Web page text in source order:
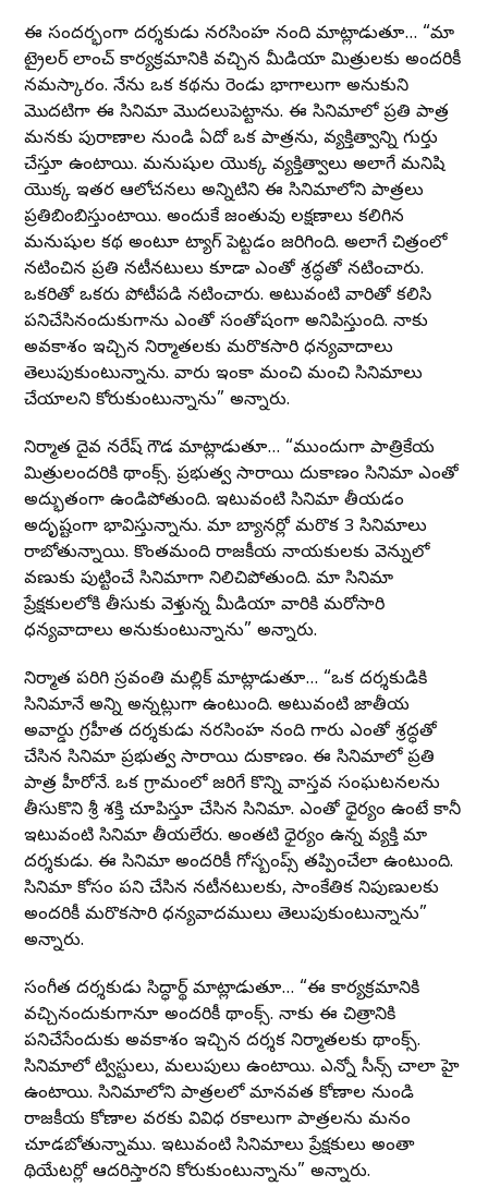
ఈ సందర్భంగా దర్శకుడు నరసింహ నంది మాట్లాడుతూ… “మా
ట్రైలర్ లాంచ్ కార్యక్రమానికి వచ్చిన మీడియా మిత్రులకు అందరికీ
నమస్కారం. నేను ఒక కథను రెండు భాగాలుగా అనుకుని
మొదటిగా ఈ సినిమా మొదలుపెట్టాను. ఈ సినిమాలో ప్రతి పాత్ర
మనకు పురాణాల నుండి ఏదో ఒక పాత్రను, వ్యక్తిత్వాన్ని గుర్తు
చేస్తూ ఉంటాయి. మనుషుల యొక్క వ్యక్తిత్వాలు అలాగే మనిషి
యొక్క ఇతర ఆలోచనలు అన్నిటిని ఈ సినిమాలోని పాత్రలు
ప్రతిబింబిస్తుంటాయి. అందుకే జంతువు లక్షణాలు కలిగిన
మనుషుల కథ అంటూ ట్యాగ్ పెట్టడం జరిగింది. అలాగే చిత్రంలో
నటించిన ప్రతి నటీనటులు కూడా ఎంతో శ్రద్ధతో నటించారు.
ఒకరితో ఒకరు పోటీపడి నటించారు. అటువంటి వారితో కలిసి
పనిచేసినందుకుగాను ఎంతో సంతోషంగా అనిపిస్తుంది. నాకు
అవకాశం ఇచ్చిన నిర్మాతలకు మరొకసారి ధన్యవాదాలు
తెలుపుకుంటున్నాను. వారు ఇంకా మంచి మంచి సినిమాలు
చేయాలని కోరుకుంటున్నాను” అన్నారు.
నిర్మాత దైవ నరేష్ గౌడ మాట్లాడుతూ… “ముందుగా పాత్రికేయ
మిత్రులందరికి థాంక్స్. ప్రభుత్వ సారాయి దుకాణం సినిమా ఎంతో
అద్భుతంగా ఉండిపోతుంది. ఇటువంటి సినిమా తీయడం
అదృష్టంగా భావిస్తున్నాను. మా బ్యానర్లో మరొక 3 సినిమాలు
రాబోతున్నాయి. కొంతమంది రాజకీయ నాయకులకు వెన్నులో
వణుకు పుట్టించే సినిమాగా నిలిచిపోతుంది. మా సినిమా
ప్రేక్షకులలోకి తీసుకు వెళ్తున్న మీడియా వారికి మరోసారి
ధన్యవాదాలు అనుకుంటున్నాను” అన్నారు.
నిర్మాత పరిగి స్రవంతి మల్లిక్ మాట్లాడుతూ… “ఒక దర్శకుడికి
సినిమానే అన్ని అన్నట్లుగా ఉంటుంది. అటువంటి జాతీయ
అవార్డు గ్రహీత దర్శకుడు నరసింహ నంది గారు ఎంతో శ్రద్ధతో
చేసిన సినిమా ప్రభుత్వ సారాయి దుకాణం. ఈ సినిమాలో ప్రతి
పాత్ర హీరోనే. ఒక గ్రామంలో జరిగే కొన్ని వాస్తవ సంఘటనలను
తీసుకొని శ్రీ శక్తి చూపిస్తూ చేసిన సినిమా. ఎంతో ధైర్యం ఉంటే కానీ
ఇటువంటి సినిమా తీయలేరు. అంతటి ధైర్యం ఉన్న వ్యక్తి మా
దర్శకుడు. ఈ సినిమా అందరికీ గోస్బంప్స్ తప్పించేలా ఉంటుంది.
సినిమా కోసం పని చేసిన నటీనటులకు, సాంకేతిక నిపుణులకు
అందరికీ మరొకసారి ధన్యవాదములు తెలుపుకుంటున్నాను”
అన్నారు.
సంగీత దర్శకుడు సిద్ధార్థ్ మాట్లాడుతూ… “ఈ కార్యక్రమానికి
వచ్చినందుకుగానూ అందరికీ థాంక్స్. నాకు ఈ చిత్రానికి
పనిచేసేందుకు అవకాశం ఇచ్చిన దర్శక నిర్మాతలకు థాంక్స్.
సినిమాలో ట్విస్టులు, మలుపులు ఉంటాయి. ఎన్నో సీన్స్ చాలా హై
ఉంటాయి. సినిమాలోని పాత్రలలో మానవత కోణాల నుండి
రాజకీయ కోణాల వరకు వివిధ రకాలుగా పాత్రలను మనం
చూడబోతున్నాము. ఇటువంటి సినిమాలు ప్రేక్షకులు అంతా
థియేటర్లో ఆదరిస్తారని కోరుకుంటున్నాను” అన్నారు.